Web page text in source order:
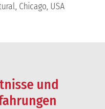
Chicago, USA
und